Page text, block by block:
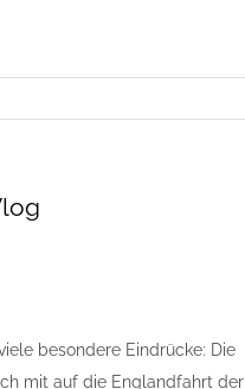
besondere Eindrücke: Die
mit auf die Englandfahrt der